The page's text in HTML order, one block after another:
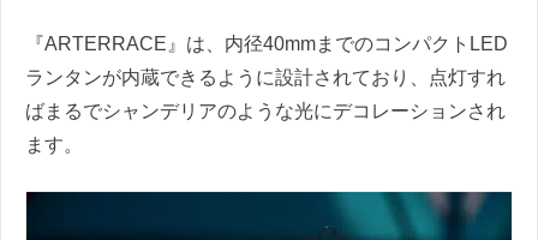
『ARTERRACE』は、内径40mmまでのコンパクトLED
ランタンが内蔵できるように設計されており、点灯すれ
ばまるでシャンデリアのような光にデコレーションされ
ます。